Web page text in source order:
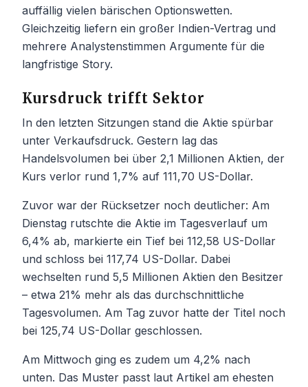
auffällig vielen bärischen Optionswetten.
Gleichzeitig liefern ein großer Indien-Vertrag und
mehrere Analystenstimmen Argumente für die
langfristige Story.
Kursdruck trifft Sektor
In den letzten Sitzungen stand die Aktie spürbar
unter Verkaufsdruck. Gestern lag das
Handelsvolumen bei über 2,1 Millionen Aktien, der
Kurs verlor rund 1,7% auf 111,70 US-Dollar.
Zuvor war der Rücksetzer noch deutlicher: Am
Dienstag rutschte die Aktie im Tagesverlauf um
6,4% ab, markierte ein Tief bei 112,58 US-Dollar
und schloss bei 117,74 US-Dollar. Dabei
wechselten rund 5,5 Millionen Aktien den Besitzer
– etwa 21% mehr als das durchschnittliche
Tagesvolumen. Am Tag zuvor hatte der Titel noch
bei 125,74 US-Dollar geschlossen.
Am Mittwoch ging es zudem um 4,2% nach
unten. Das Muster passt laut Artikel am ehesten